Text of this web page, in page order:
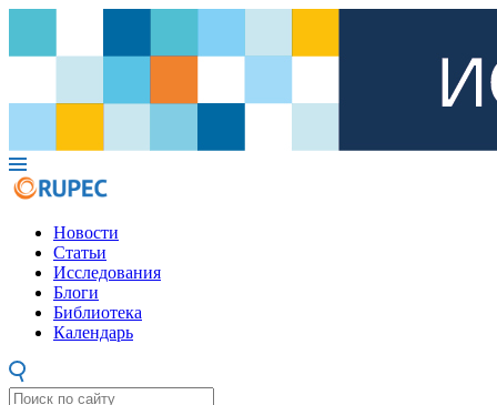
Новости
Статьи
Исследования
Блоги
Библиотека
Календарь